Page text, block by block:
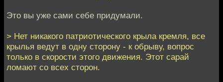
Это вы уже сами себе придумали.
> Нет никакого патриотического крыла кремля, все
крылья ведут в одну сторону - к обрыву, вопрос
только в скорости этого движения. Этот сарай
ломают со всех сторон.